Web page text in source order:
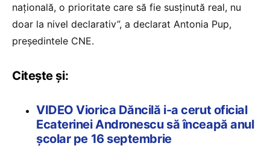
națională, o prioritate care să fie susținută real, nu
doar la nivel declarativ”, a declarat Antonia Pup,
președintele CNE.
Citește și:
VIDEO Viorica Dăncilă i-a cerut oficial
Ecaterinei Andronescu să înceapă anul
școlar pe 16 septembrie